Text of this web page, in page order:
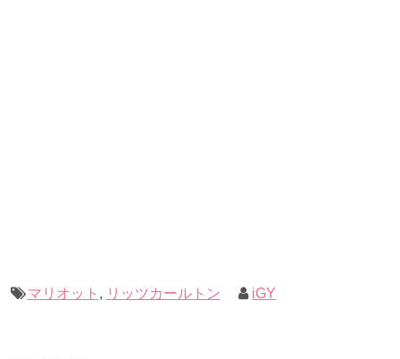
マリオット , リッツカールトン iGY